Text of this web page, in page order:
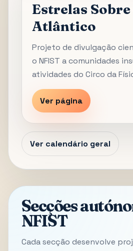
Estrelas Sobre
Atlântico
Projeto de divulgação
o NFIST a comunidades
atividades do Circo da
Ver página
Ver calendário geral
Secções
NFIST
Cada secção desenvolve